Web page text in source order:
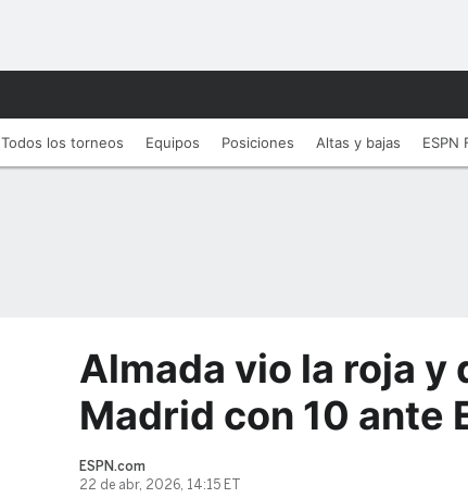
Todos los torneos Equipos Posiciones Altas y bajas ESPN
Almada vio la roja y
Madrid con 10 ante
ESPN.com
22 de abr, 2026, 14:15 ET